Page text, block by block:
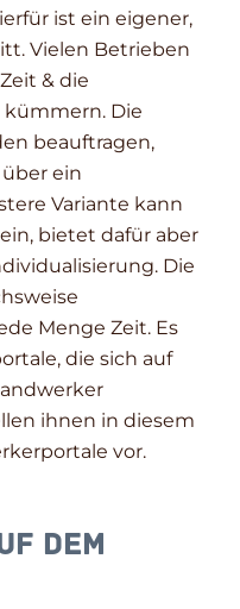
ist ein eigener,
Vielen Betrieben
& die
kümmern. Die
beauftragen,
ein
Variante kann
bietet dafür aber
Die
Menge Zeit. Es
die sich auf
ihnen in diesem
vor.
dem